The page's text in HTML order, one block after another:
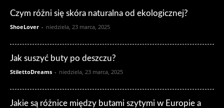
Czym różni się skóra naturalna od ekologicznej?
ShoeLover - niedziela, 23 marca, 2025
Jak suszyć buty po deszczu?
StilettoDreams - niedziela, 23 marca, 2025
Jakie są różnice między butami szytymi w Europie a